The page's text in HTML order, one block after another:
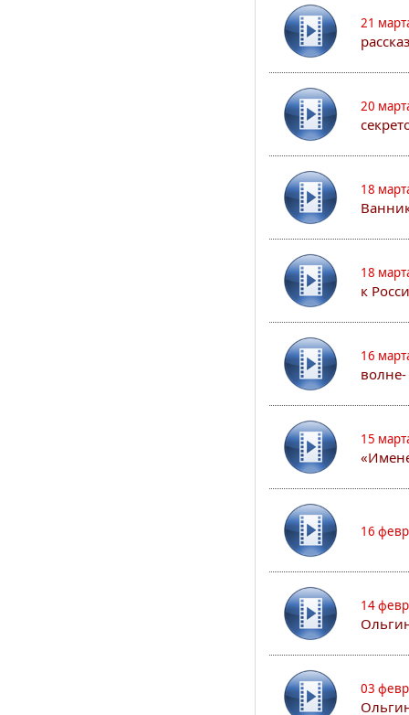
21
20
18
18
к
16
15
16
14
03